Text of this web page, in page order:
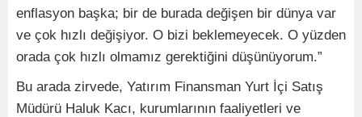
enflasyon başka; bir de burada değişen bir dünya var
ve çok hızlı değişiyor. O bizi beklemeyecek. O yüzden
orada çok hızlı olmamız gerektiğini düşünüyorum.”
Bu arada zirvede, Yatırım Finansman Yurt İçi Satış
Müdürü Haluk Kacı, kurumlarının faaliyetleri ve